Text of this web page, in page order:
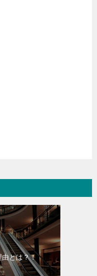
とは？！